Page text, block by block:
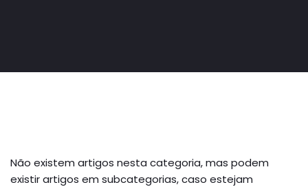
Não existem artigos nesta categoria, mas podem
existir artigos em subcategorias, caso estejam